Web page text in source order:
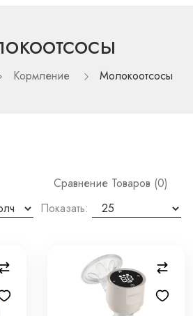
Кормление Молокоотсосы
Сравнение Товаров (0)
Показать: